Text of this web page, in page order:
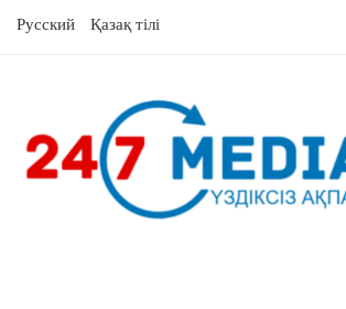
Русский Қазақ тілі